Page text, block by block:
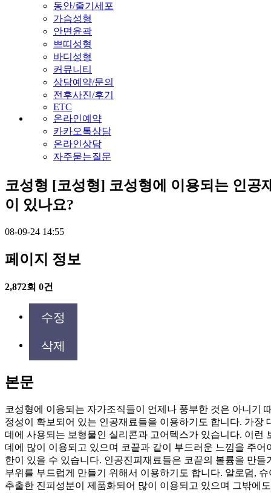
동안/줄기세포
가슴성형
안면윤곽
쁘띠성형
바디성형
커뮤니티
상담예약/문의
전후사진/후기
ETC
온라인예약
카카오톡상담
온라인상담
자주묻는질문
코성형 [코성형] 코성형에 이용되는 인공
이 있나요?
08-09-24 14:55
페이지 정보
2,872회 0건
수정
삭제
본문
코성형에 이용되는 자가조직들이 언제나 풍부한 것은 아니기
정성이 확보되어 있는 인공재료들을 이용하기도 합니다. 가장
데에 사용되는 보형물인 실리콘과 고어텍스가 있습니다. 이런
데에 많이 이용되고 있으며 코끝과 같이 부드러운 느낌을 주어
한이 있을 수 있습니다. 인공진피재료들은 코끝의 볼륨을 만들
부위를 부드럽게 만들기 위해서 이용하기도 합니다. 알로덤,
추출한 진피성분이 제품화되어 많이 이용되고 있으며 그밖에